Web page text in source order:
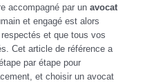
accompagné par un avocat
et engagé est alors
et que tous vos
Cet article de référence a
par étape pour
et choisir un avocat